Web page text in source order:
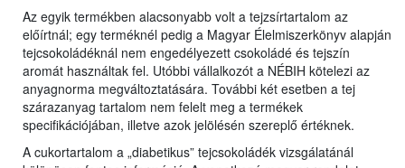
Az egyik termékben alacsonyabb volt a tejzsírtartalom az
előírtnál; egy terméknél pedig a Magyar Élelmiszerkönyv alapján
tejcsokoládéknál nem engedélyezett csokoládé és tejszín
aromát használtak fel. Utóbbi vállalkozót a NÉBIH kötelezi az
anyagnorma megváltoztatására. További két esetben a tej
szárazanyag tartalom nem felelt meg a termékek
specifikációjában, illetve azok jelölésén szereplő értéknek.
A cukortartalom a „diabetikus” tejcsokoládék vizsgálatánál